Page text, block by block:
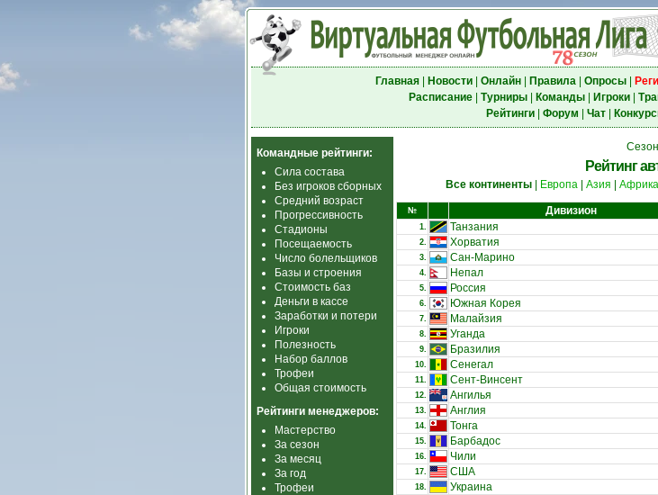
Главная| Новости| Онлайн| Правила| Опросы|
Расписание| Турниры| Команды| Игроки|
Рейтинги| Форум Чат|
Командные рейтинги:
Сила состава
Без игроков сборных
Средний возраст
Прогрессивность
Стадионы
Посещаемость
Число болельщиков
Базы и строения
Стоимость баз
Деньги в кассе
Заработки и потери
Игроки
Полезность
Набор баллов
Трофеи
Общая стоимость
Рейтинги менеджеров:
Мастерство
За сезон
За месяц
За год
Трофеи
Рейтинг
Все континенты| Европа| Азия Африка
№ Дивизион
1. Танзания
2. Хорватия
3. Сан-Марино
4. Непал
5. Россия
6. Южная Корея
7. Малайзия
8. Уганда
9. Бразилия
10. Сенегал
11. Сент-Винсент
12. Ангилья
13. Англия
14. Тонга
15. Барбадос
16. Чили
17. США
18. Украина